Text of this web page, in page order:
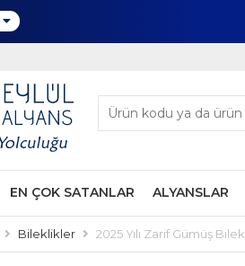
EN ÇOK SATANLAR ALYANSLAR
Bileklikler 2025 Yılı Zarif Gümüş